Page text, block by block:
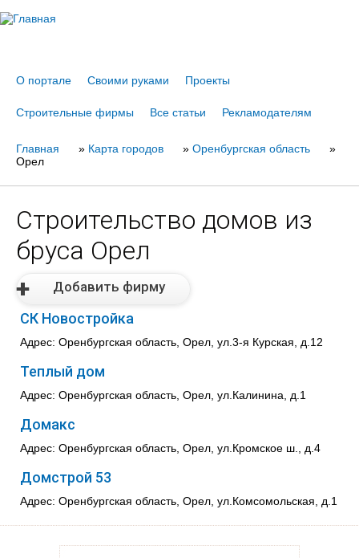
О портале Своими руками Проекты
Строительные фирмы Все статьи Рекламодателям
Вы
Главная » Карта городов » Оренбургская область
»
Орел
Строительство домов из
бруса Орел
Добавить фирму
СК Новостройка
Адрес: Оренбургская область, Орел, ул.3-я Курская, д.12
Теплый дом
Адрес: Оренбургская область, Орел, ул.Калинина, д.1
Домакс
Адрес: Оренбургская область, Орел, ул.Кромское ш., д.4
Домстрой 53
Адрес: Оренбургская область, Орел, ул.Комсомольская, д.1